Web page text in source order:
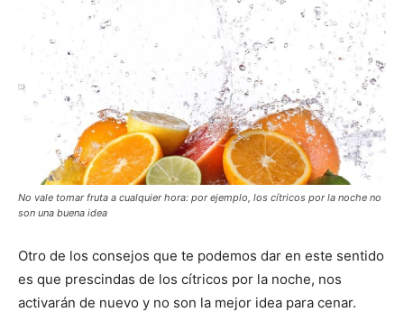
No vale tomar fruta a cualquier hora: por ejemplo, los cítricos por la noche no
son una buena idea
Otro de los consejos que te podemos dar en este sentido
es que prescindas de los cítricos por la noche, nos
activarán de nuevo y no son la mejor idea para cenar.